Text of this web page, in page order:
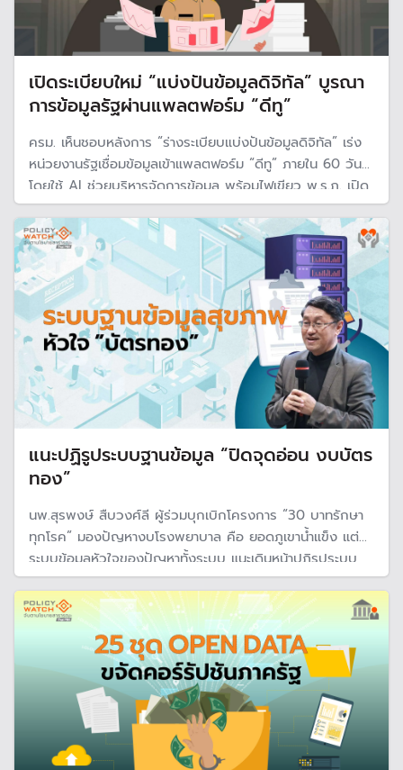
เปิดระเบียบใหม่ “แบ่งปันข้อมูลดิจิทัล” บูรณา
การข้อมูลรัฐผ่านแพลตฟอร์ม “ดีทู”
ครม. เห็นชอบหลังการ “ร่างระเบียบแบ่งปันข้อมูลดิจิทัล” เร่ง
หน่วยงานรัฐเชื่อมข้อมูลเข้าแพลตฟอร์ม “ดีทู” ภายใน 60 วัน
โดยใช้ AI ช่วยบริหารจัดการข้อมูล พร้อมไฟเขียว พ.ร.ฎ. เปิด
ทางหน่วยงานรัฐแลกเปลี่ยนข้อมูลส่วนบุคคลระหว่างกัน แก้
ปัญหาฐานข้อมูลแยกส่วน
แนะปฏิรูประบบฐานข้อมูล “ปิดจุดอ่อน งบบัตร
ทอง”
นพ.สุรพงษ์ สืบวงศ์ลี ผู้ร่วมบุกเบิกโครงการ “30 บาทรักษา
ทุกโรค” มองปัญหางบโรงพยาบาล คือ ยอดภูเขาน้ำแข็ง แต่
ระบบข้อมูลหัวใจของปัญหาทั้งระบบ แนะเดินหน้าปฏิรูประบบ
ฐานข้อมูลสุขภาพทั้งประเทศปิดจุดอ่อน “งบประมาณปลายปิด
และงบประมาณไม่เพียงพอ